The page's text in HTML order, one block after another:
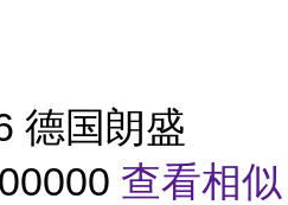
德国朗盛
查看相似